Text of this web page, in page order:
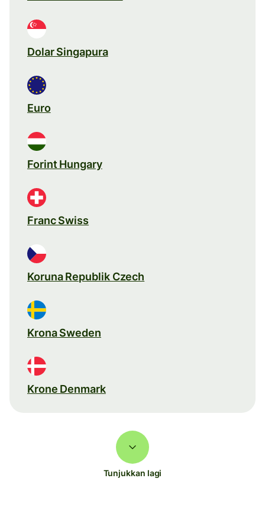
Dolar Singapura
Euro
Forint Hungary
Franc Swiss
Koruna Republik Czech
Krona Sweden
Krone Denmark
Tunjukkan lagi